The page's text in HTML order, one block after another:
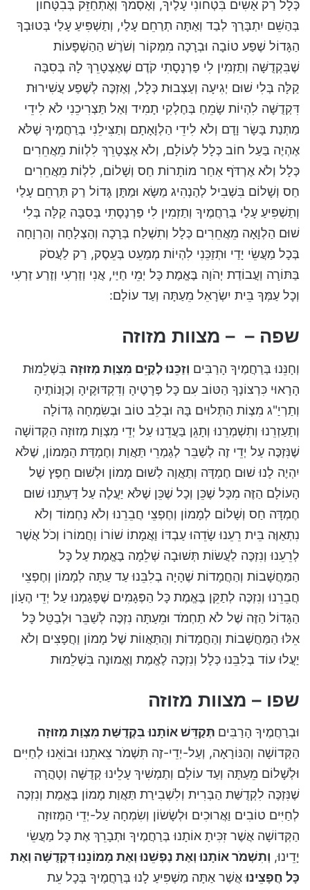
כְּלָל רַק אָשִׂים בִּטְחוֹנִי עָלֶיךָ, וְאֶסְמֹךְ וְאֶתְחַזֵּק בְּבִטָּחוֹן
בְּהַשֵׁם יִתְבָּרַךְ לְבַד וְאַתָּה תְרַחֵם עָלַי, וְתַשְׁפִּיעַ עָלַי בְּטוּבְךָ
הַגָּדוֹל שֶׁפַע טוֹבָה וּבְרָכָה מִמְּקוֹר וְשֹׁרֶשׁ הַהַשְׁפָּעוֹת
שֶׁבִּקְדֻשָּׁה וְתַזְמִין לִי פַּרְנָסָתִי קֹדֶם שֶׁאֶצְטָרֵךְ לָהּ בְּסִבָּה
קַלָּה בְּלִי שׁוּם יְגִיעָה וְעַצְבוּת כְּלָל, וְאֶזְכֶּה לְשֶׁפַע עֲשִׁירוּת
דִּקְדֻשָּׁה לִהְיוֹת שָׂמֵחַ בְּחֶלְקִי תָמִיד וְאַל תַּצְרִיכֵנִי לֹא לִידֵי
מַתְּנַת בָּשָׂר וָדָם וְלֹא לִידֵי הַלְוָאָתָם וְתַצִּילֵנִי בְּרַחֲמֶיךָ שֶׁלֹּא
אֶהְיֶה בַּעַל חוֹב כְּלָל לְעוֹלָם, וְלֹא אֶצְטָרֵךְ לִלְווֹת מֵאֲחֵרִים
כְּלָל וְלֹא אֶרְדֹּף אַחַר מוֹתָרוֹת חַס וְשָׁלוֹם, לִלְוֹת מֵאֲחֵרִים
חַס וְשָׁלוֹם בִּשְׁבִיל לְהַנְהִיג מַשָּׂא וּמַתָּן גָּדוֹל רַק תְּרַחֵם עָלַי
וְתַשְׁפִּיעַ עָלַי בְּרַחֲמֶיךָ וְתַזְמִין לִי פַּרְנָסָתִי בְּסִבָּה קַלָּה בְּלִי
שׁוּם הַלְוָאָה מֵאֲחֵרִים כְּלָל וְתִשְׁלַח בְּרָכָה וְהַצְלָחָה וְהַרְוָחָה
בְּכָל מַעֲשֵׂי יָדַי וּתְזַכֵּנִי לִהְיוֹת מְמַעֵט בְּעֵסֶק, רַק לַעֲסֹק
בַּתּוֹרָה וַעֲבוֹדַת יְהֹוָה בֶּאֱמֶת כָּל יְמֵי חַיַּי, אֲנִי וְזַרְעִי וְזֶרַע זַרְעִי
וְכָל עַמְּךָ בֵּית יִשְׂרָאֵל מֵעַתָּה וְעַד עוֹלָם:
שפה – – מצוות מזוזה
וְחָנֵּנוּ בְּרַחֲמֶיךָ הָרַבִּים וְזַכֵּנוּ לְקַיֵּם מִצְוַת מְזוּזָה בִּשְׁלֵמוּת
הָרָאוּי כִּרְצוֹנְךָ הַטּוֹב עִם כָּל פְּרָטֶיהָ וְדִקְדּוּקֶיהָ וְכַוָּנוֹתֶיהָ
וְתַרְיַ"ג מִצְוֹת הַתְּלוּיִם בָּהּ וּבְלֵב טוֹב וּבְשִׂמְחָה גְּדוֹלָה
וְתַעַזְרֵנוּ וְתִשְׁמְרֵנוּ וְתָגֵן בַּעֲדֵנוּ עַל יְדֵי מִצְוַת מְזוּזָה הַקְּדוֹשָׁה
שֶׁנִּזְכֶּה עַל יְדֵי זֶה לְשַׁבֵּר לְגַמְרֵי תַּאֲוַת וְחֶמְדַּת הַמָּמוֹן, שֶׁלֹּא
יִהְיֶה לָנוּ שׁוּם חֶמְדָּה וְתַאֲוָה לְשׁוּם מָמוֹן וּלְשׁוּם חֵפֶץ שֶׁל
הָעוֹלָם הַזֶּה מִכָּל שֶׁכֵּן וְכָל שֶׁכֵּן שֶׁלֹּא יַעֲלֶה עַל דַּעְתֵּנוּ שׁוּם
חֶמְדָּה חַס וְשָׁלוֹם לְמָמוֹן וְחֶפְצֵי חֲבֵרֵנוּ וְלֹא נַחְמוֹד וְלֹא
נִתְאַוֶּה בֵּית רֵעֵנוּ שָׂדֵהוּ עַבְדּוֹ וַאֲמָתוֹ שׁוֹרוֹ וַחֲמוֹרוֹ וְכֹל אֲשֶׁר
לְרֵעֵנוּ וְנִזְכֶּה לַעֲשׂוֹת תְּשׁוּבָה שְׁלֵמָה בֶּאֱמֶת עַל כָּל
הַמַּחֲשָׁבוֹת וְהַחֲמָדוֹת שֶׁהָיָה בְלִבֵּנוּ עַד עַתָּה לְמָמוֹן וְחֶפְצֵי
חֲבֵרֵנוּ וְנִזְכֶּה לְתַקֵּן בֶּאֱמֶת כָּל הַפְּגָמִים שֶׁפָּגַמְנוּ עַל יְדֵי הֶעָוֹן
הַגָּדוֹל הַזֶּה שֶׁל לֹא תַחְמֹד וּמֵעַתָּה נִזְכֶּה לְשַׁבֵּר וּלְבַטֵּל כָּל
אֵלּוּ הַמַּחֲשָׁבוֹת וְהַחֲמָדוֹת וְהַתַּאֲווֹת שֶׁל מָמוֹן וַחֲפָצִים וְלֹא
יַעֲלוּ עוֹד בְּלִבֵּנוּ כְּלָל וְנִזְכֶּה לֶאֱמֶת וֶאֱמוּנָה בִּשְׁלֵמוּת
שפו – מצוות מזוזה
וּבְרַחֲמֶיךָ הָרַבִּים תְּקַדֵּשׁ אוֹתָנוּ בִּקְדֻשַּׁת מִצְוַת מְזוּזָה
הַקְּדוֹשָׁה וְהַנּוֹרָאָה, וְעַל-יְדֵי-זֶה תִּשְׁמֹר צֵאתֵנוּ וּבוֹאֵנוּ לְחַיִּים
וּלְשָׁלוֹם מֵעַתָּה וְעַד עוֹלָם וְתַמְשִׁיךְ עָלֵינוּ קְדֻשָּׁה וְטָהֳרָה
שֶׁנִּזְכֶּה לִקְדֻשַּׁת הַבְּרִית וְלִשְׁבִירַת תַּאֲוַת מָמוֹן בֶּאֱמֶת וְנִזְכֶּה
לְחַיִּים טוֹבִים וַאֲרוּכִים וּלְשָׂשׂוֹן וְשִׂמְחָה עַל-יְדֵי הַמְּזוּזָה
הַקְּדוֹשָׁה אֲשֶׁר זִכִּיתָ אוֹתָנוּ בְּרַחֲמֶיךָ וּתְבָרֵךְ אֶת כָּל מַעֲשֵׂי
יָדֵינוּ, וְתִשְׁמֹר אוֹתָנוּ וְאֶת נַפְשֵׁנוּ וְאֶת מָמוֹנֵנוּ דִּקְדֻשָּׁה וְאֶת
כָּל חֲפָצֵינוּאֲשֶׁר אַתָּה מַשְׁפִּיעַ לָנוּ בְּרַחֲמֶיךָ בְּכָל עֵת